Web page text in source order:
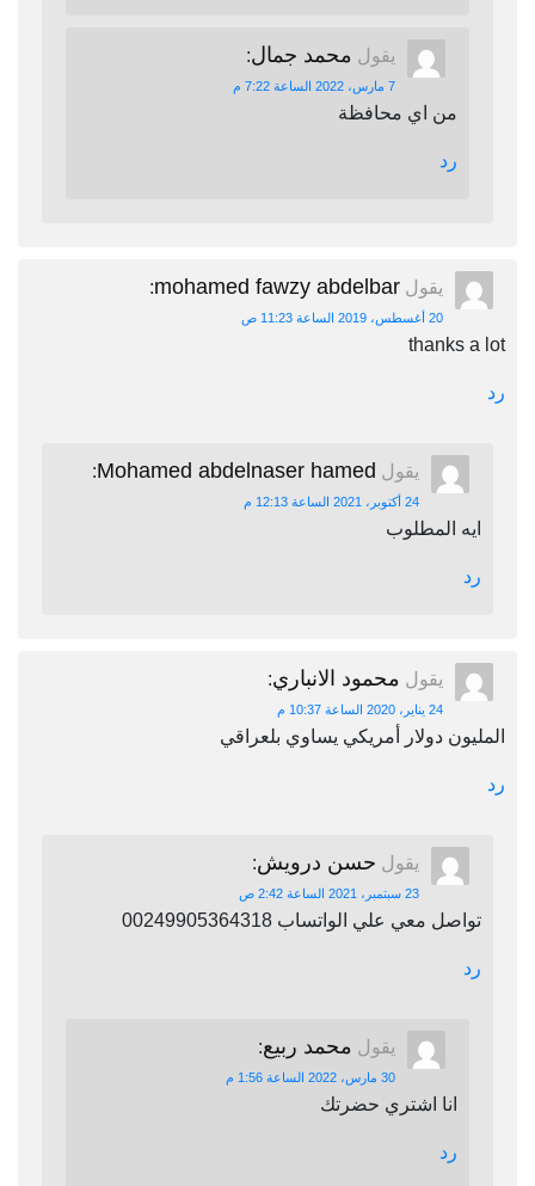
يقول محمد جمال:
7 مارس، 2022 الساعة 7:22 م
من اي محافظة
رد
يقول mohamed fawzy abdelbar
:
20 أغسطس، 2019 الساعة 11:23 ص
thanks a lot
رد
يقول Mohamed abdelnaser hamed
:
24 أكتوبر، 2021 الساعة 12:13 م
ايه المطلوب
رد
يقول محمود الانباري:
24 يناير، 2020 الساعة 10:37 م
المليون دولار أمريكي يساوي بلعراقي
رد
يقول حسن درويش:
23 سبتمبر، 2021 الساعة 2:42 ص
تواصل معي علي الواتساب 00249905364318
رد
يقول محمد ربيع:
30 مارس، 2022 الساعة 1:56 م
انا اشتري حضرتك
رد